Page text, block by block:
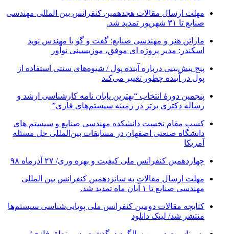
مهلت ارسال مقالات هجدهمین کنفرانس بین المللی مهندسی
صنایع تا ۳۱ شهریور تمدید شد.
ماراتن هنر و مهندسی صنایع: گفت و گو با مهندس نوید
اسکندر: مدیر پروژه ای موفق، موزیسینی نوآور
پنج پیش‌بینی درباره آینده پول / شیوه‌های سنتی استفاده از
پول در آینده چطور تغییر می‌کند
پنجمین دورۀ انتخاب “بهترین پایان ­نامه کارشناسی­ ارشد و
رساله دکتری برتر در زمینه سیستم‌های فازی”
کسب مقام نخست دانشکده مهندسی صنایع و سیستم های
دانشگاه صنعتی اصفهان در مسابقات بین‌المللی حل مسئله
آمریکا
چهاردهمین کنفرانس ملی کیفیت و بهره وری/ ۲۷ آذرماه ۹۸
مهلت ارسال مقالات به شانزدهمین کنفرانس بین المللی
مهندسی صنایع تا ۱ آبان ماه تمدید شد.
کتابچه مقالات دومین کنفرانس ملی پویایی‌شناسی سیستم‌ها
منتشر شد/ لینک دانلود